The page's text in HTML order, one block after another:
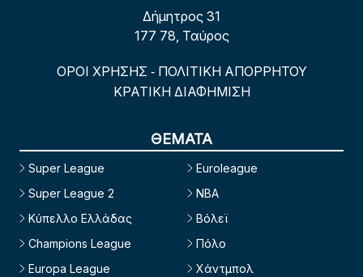
Δήμητρος 31
177 78, Ταύρος
ΟΡΟΙ ΧΡΗΣΗΣ - ΠΟΛΙΤΙΚΗ ΑΠΟΡΡΗΤΟΥ
ΚΡΑΤΙΚΗ ΔΙΑΦΗΜΙΣΗ
ΘΕΜΑΤΑ
Super League
Super League 2
Κύπελλο Ελλάδας
Champions League
Europa League
Euroleague
NBA
Βόλεϊ
Πόλο
Χάντμπολ